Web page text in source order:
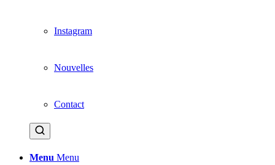
Instagram
Nouvelles
Contact
Menu Menu